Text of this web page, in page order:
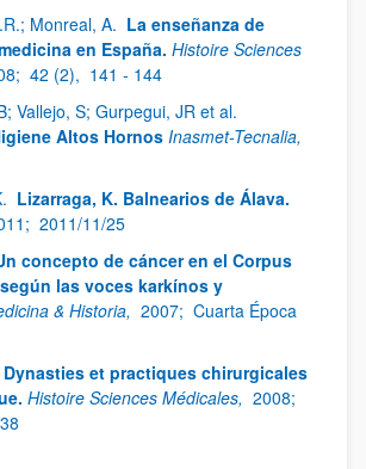
Monreal, A. La enseñanza de
en España. Histoire Sciences
42 (2), 141 - 144
Vallejo, S; Gurpegui, JR et al.
Altos Hornos Inasmet-Tecnalia,
Lizarraga, K. Balnearios de Álava.
2011/11/25
concepto de cáncer en el Corpus
las voces karkínos y
& Historia, 2007; Cuarta Época
Dynasties et practiques chirurgicales
Histoire Sciences Médicales, 2008;